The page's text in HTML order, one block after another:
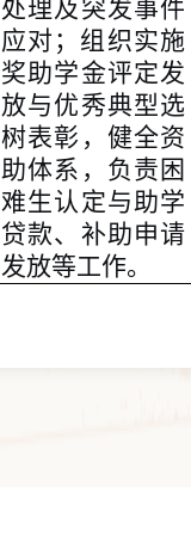
处理及突发事件
应对；组织实施
奖助学金评定发
放与优秀典型选
树表彰，健全资
助体系，负责困
难生认定与助学
贷款、补助申请
发放等工作。